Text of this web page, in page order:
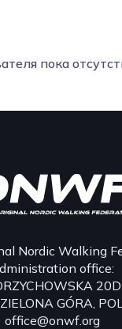
пока
Nordic Walking
office:
20D
GÓRA,
office@onwf.org